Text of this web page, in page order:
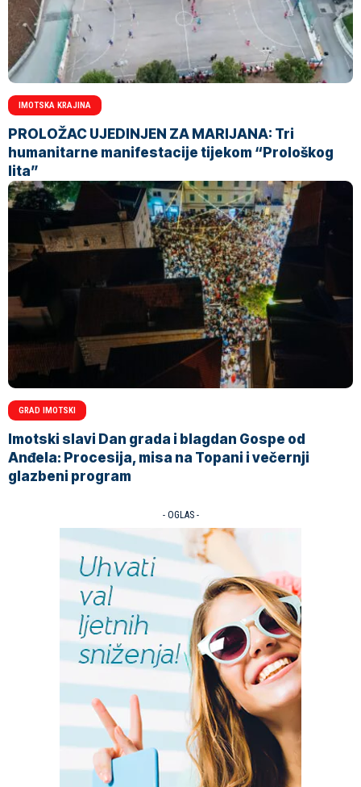
IMOTSKA KRAJINA
PROLOŽAC UJEDINJEN ZA MARIJANA: Tri
humanitarne manifestacije tijekom “Prološkog
lita”
GRAD IMOTSKI
Imotski slavi Dan grada i blagdan Gospe od
Anđela: Procesija, misa na Topani i večernji
glazbeni program
- OGLAS -